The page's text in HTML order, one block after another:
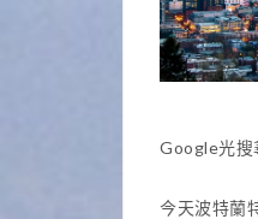
Google光搜
今天波特蘭